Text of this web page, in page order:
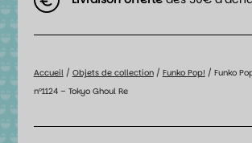
Accueil/ Objets de collection/ Funko Pop! / Funko
n°1124 – Tokyo Ghoul Re